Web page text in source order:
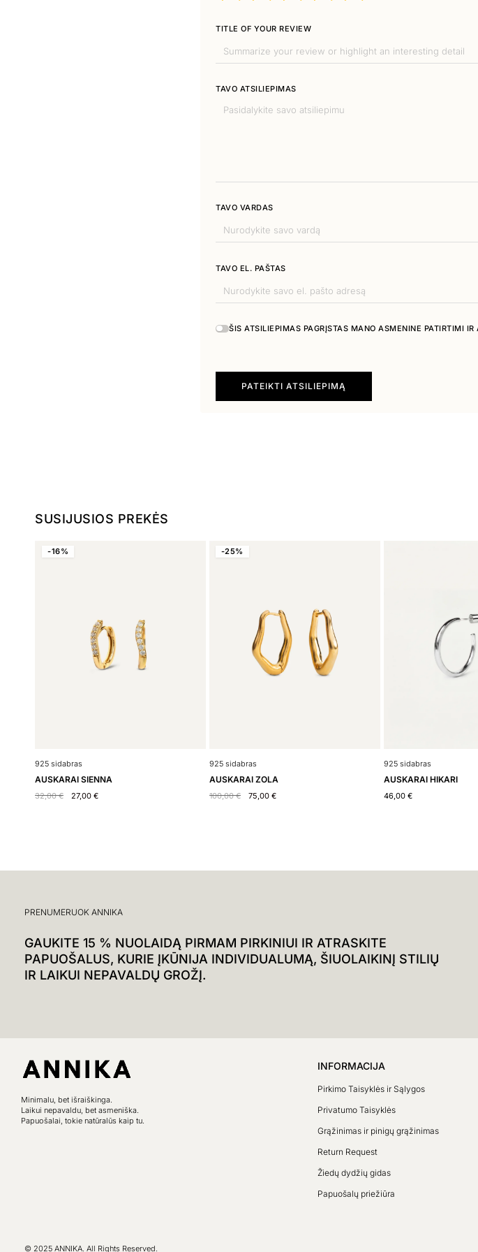
TITLE OF YOUR REVIEW
TAVO ATSILIEPIMAS
TAVO VARDAS
TAVO EL. PAŠTAS
ŠIS ATSILIEPIMAS PAGRĮSTAS MANO ASMENINE PATIRTIMI
PATEIKTI ATSILIEPIMĄ
SUSIJUSIOS PREKĖS
-16%
925 sidabras
AUSKARAI SIENNA
32,00€ 27,00 €
-25%
925 sidabras
AUSKARAI ZOLA
100,00€ 75,00 €
925 sidabras
AUSKARAI HIKARI
46,00 €
PRENUMERUOK ANNIKA
GAUKITE 15 % NUOLAIDĄ PIRMAM PIRKINIUI IR ATRASKITE
PAPUOŠALUS, KURIE ĮKŪNIJA INDIVIDUALUMĄ, ŠIUOLAIKINĮ STILIŲ
IR LAIKUI NEPAVALDŲ GROŽĮ.
Minimalu, bet išraiškinga.
Laikui nepavaldu, bet asmeniška.
Papuošalai, tokie natūralūs kaip tu.
INFORMACIJA
Pirkimo Taisyklės ir Sąlygos
Privatumo Taisyklės
Grąžinimas ir pinigų grąžinimas
Return Request
Žiedų dydžių gidas
Papuošalų priežiūra
© 2025 ANNIKA. All Rights Reserved.